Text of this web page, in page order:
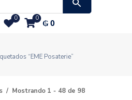
0 0 ₲0
“EME Posaterie”
Mostrando 1 - 48 de 98